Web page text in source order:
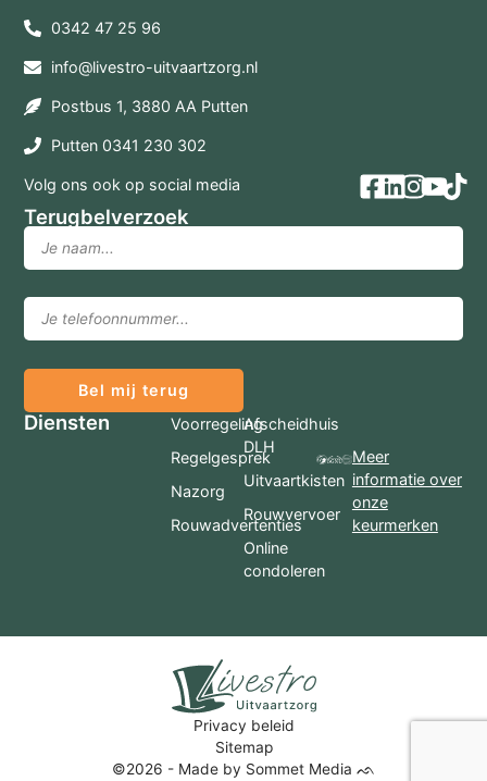
0342 47 25 96
info@livestro-uitvaartzorg.nl
Postbus 1, 3880 AA Putten
Putten 0341 230 302
Volg ons ook op social media
Terugbelverzoek
Bel mij terug
Diensten
Voorregeling
Regelgesprek
Nazorg
Rouwadvertenties
Afscheidhuis
DLH
Uitvaartkisten
Rouwvervoer
Online
condoleren
Meer
informatie over
onze
keurmerken
©2026 - Made by Sommet Media ᨒ
Privacy beleid
Sitemap